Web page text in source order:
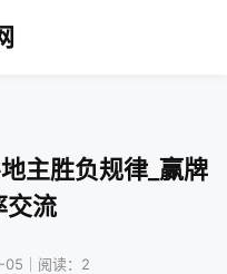
主胜负规律_赢牌
交流
｜阅读：2